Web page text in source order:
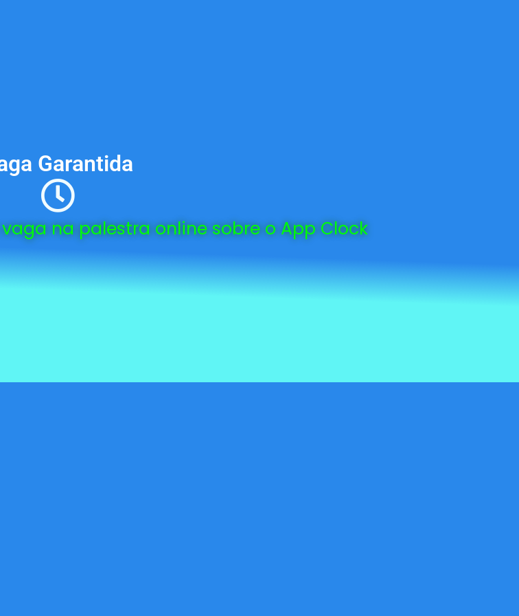
Garantida
na palestra online sobre o App Clock